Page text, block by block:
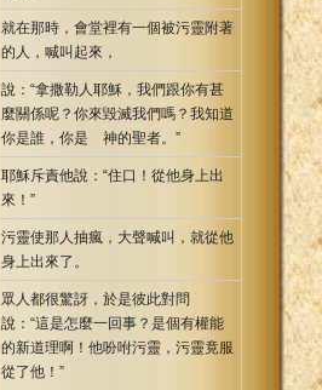
就在那時，會堂裡有一個被污靈附著
的人，喊叫起來，
說：“拿撒勒人耶穌，我們跟你有甚
麼關係呢？你來毀滅我們嗎？我知道
你是誰，你是 神的聖者。”
耶穌斥責他說：“住口！從他身上出
來！”
污靈使那人抽瘋，大聲喊叫，就從他
身上出來了。
眾人都很驚訝，於是彼此對問
說：“這是怎麼一回事？是個有權能
的新道理啊！他吩咐污靈，污靈竟服
從了他！”